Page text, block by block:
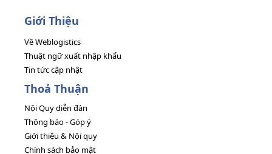
Giới Thiệu
Về Weblogistics
Thuật ngữ xuất nhập khẩu
Tin tức cập nhật
Thoả Thuận
Nội Quy diễn đàn
Thông báo - Góp ý
Giới thiệu & Nội quy
Chính sách bảo mật